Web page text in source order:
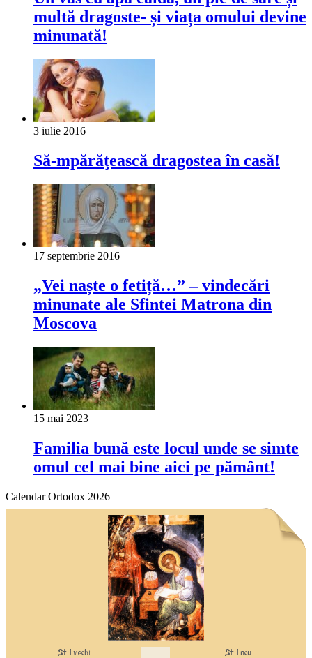
multă dragoste- și viața omului devine
minunată!
3 iulie 2016
Să-mpărăţească dragostea în casă!
17 septembrie 2016
„Vei naște o fetiță…” – vindecări
minunate ale Sfintei Matrona din
Moscova
15 mai 2023
Familia bună este locul unde se simte
omul cel mai bine aici pe pământ!
Calendar Ortodox 2026